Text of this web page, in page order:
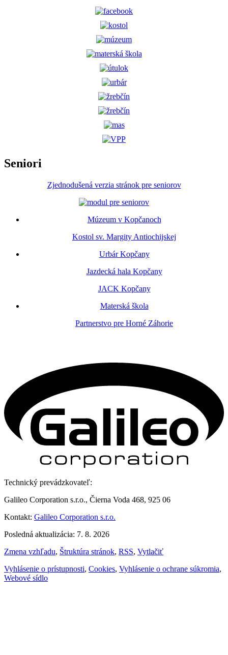
Seniori
Zjednodušená verzia stránok pre seniorov
Múzeum v Kopčanoch
Kostol sv. Margity Antiochijskej
Urbár Kopčany
Jazdecká hala Kopčany
JACK Kopčany
Materská škola
Partnerstvo pre Horné Záhorie
Technický prevádzkovateľ:
Galileo Corporation s.r.o., Čierna Voda 468, 925 06
Kontakt: Galileo Corporation s.r.o.
Posledná aktualizácia: 7. 8. 2026
Zmena vzhľadu, Štruktúra stránok, RSS, Vytlačiť
Vyhlásenie o prístupnosti, Cookies, Vyhlásenie o ochrane súkromia,
Webové sídlo